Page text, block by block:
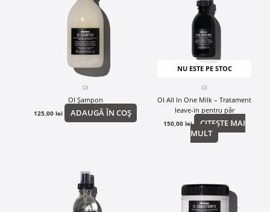
OI
OI Șampon
125,00lei ADAUGĂ ÎN COȘ
NU ESTE PE STOC
OI
OI All In One Milk – Tratament
leave-in pentru păr
150,00lei
CITEȘTE MAI
MULT